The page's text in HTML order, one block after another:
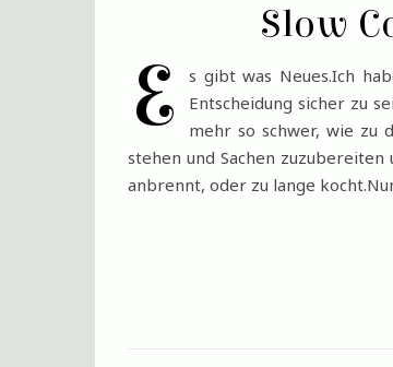
Slow
E
s gibt was Neues.Ich
Entscheidung sicher zu
mehr so schwer, wie zu
stehen und Sachen
anbrennt, oder zu lange